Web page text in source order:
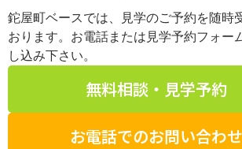
鉈屋町ベースでは、見学のご予約を随時
おります。お電話または見学予約フォー
し込み下さい。
無料相談・見学予約
お電話でのお問い合わせ